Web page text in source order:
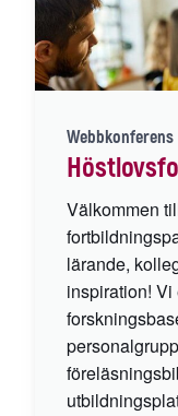
Webbkonferens
Välkommen
lärande,
inspiration!